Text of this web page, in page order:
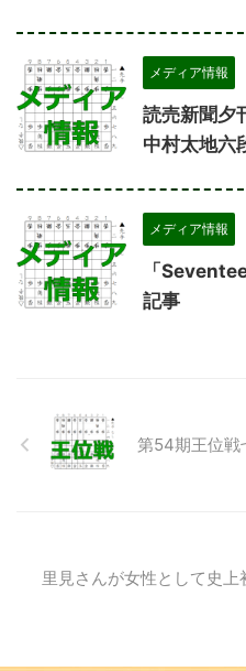
メディア情報
読売新聞夕
中村太地六
メディア情報
「
記事
第54期王位戦
里見さんが女性として史上